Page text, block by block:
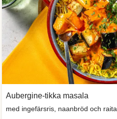
Aubergine-tikka masala
med ingefärsris, naanbröd och raita